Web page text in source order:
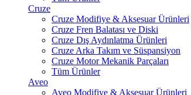
Cruze
Cruze Modifiye & Aksesuar Ürünleri
Cruze Fren Balatası ve Diski
Cruze Dış Aydınlatma Ürünleri
Cruze Arka Takım ve Süspansiyon
Cruze Motor Mekanik Parçaları
Tüm Ürünler
Aveo
Aveo Modifiye & Aksesuar Ürünleri